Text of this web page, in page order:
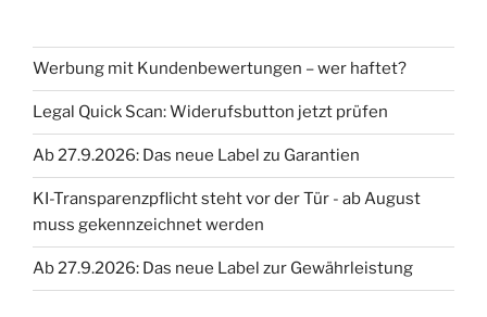
Werbung mit Kundenbewertungen – wer haftet?
Legal Quick Scan: Widerufsbutton jetzt prüfen
Ab 27.9.2026: Das neue Label zu Garantien
KI-Transparenzpflicht steht vor der Tür - ab August
muss gekennzeichnet werden
Ab 27.9.2026: Das neue Label zur Gewährleistung